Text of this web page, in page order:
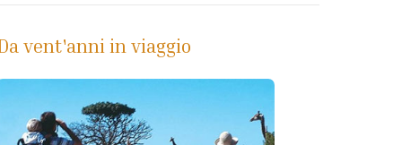
vent'anni in viaggio